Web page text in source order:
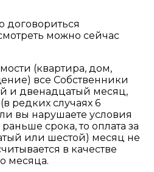
договориться
можно сейчас
(квартира, дом,
все Собственники
и двенадцатый месяц,
редких случаях 6
вы нарушаете условия
срока, то оплата за
или шестой) месяц не
в качестве
месяца.